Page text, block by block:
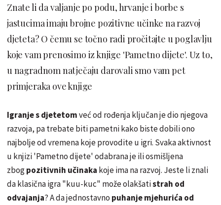
Znate li da valjanje po podu, hrvanje i borbe s
jastucima imaju brojne pozitivne učinke na razvoj
djeteta? O čemu se točno radi pročitajte u poglavlju
koje vam prenosimo iz knjige 'Pametno dijete'. Uz to,
u nagradnom natječaju darovali smo vam pet
primjeraka ove knjige
Igranje s djetetomveć od rođenja ključan je dio njegova
razvoja, pa trebate biti pametni kako biste dobili ono
najbolje od vremena koje provodite u igri. Svaka aktivnost
u knjizi 'Pametno dijete' odabrana je ili osmišljena
zbogpozitivnih učinaka koje ima na razvoj. Jeste li znali
da klasična igra "kuu-kuc" može olakšatistrah od
odvajanja? A da jednostavno puhanje mjehurića od